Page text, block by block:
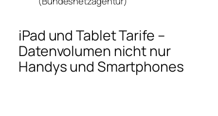
iPad und Tablet Tarife –
Datenvolumen nicht nur
Handys und Smartphones